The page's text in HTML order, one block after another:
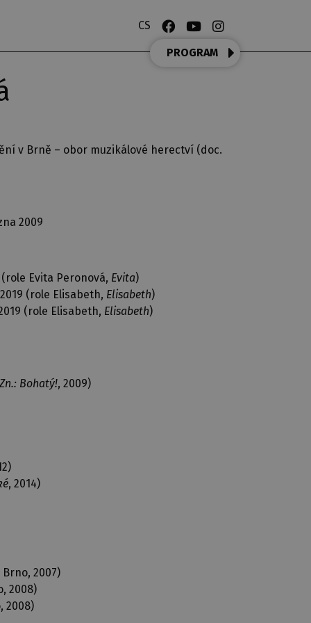
CS
PROGRAM
v Brně – obor muzikálové herectví (doc.
2009
Evita Peronová, Evita)
(role Elisabeth, Elisabeth)
(role Elisabeth, Elisabeth)
Bohatý!, 2009)
, 2014)
2007)
2008)
2008)